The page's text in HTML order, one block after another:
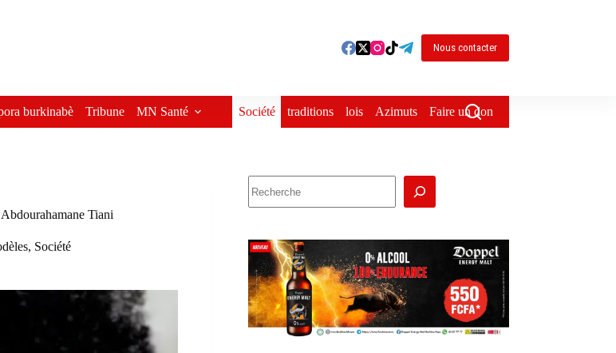
Nous contacter
burkinabè Tribune MN Santé Société traditions lois Azimuts Faire un don
Tiani
, Société